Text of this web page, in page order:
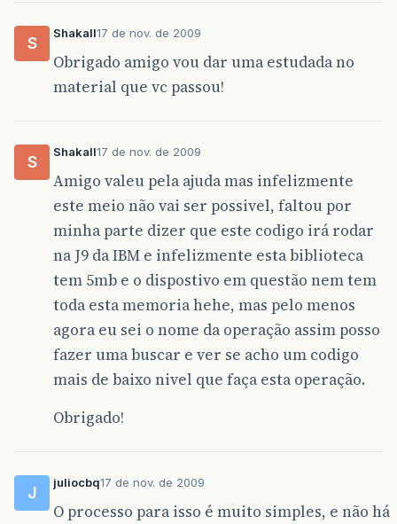
S
Shakall17 de nov. de 2009
Obrigado amigo vou dar uma estudada no
material que vc passou!
S
Shakall17 de nov. de 2009
Amigo valeu pela ajuda mas infelizmente
este meio não vai ser possivel, faltou por
minha parte dizer que este codigo irá rodar
na J9 da IBM e infelizmente esta biblioteca
tem 5mb e o dispostivo em questão nem tem
toda esta memoria hehe, mas pelo menos
agora eu sei o nome da operação assim posso
fazer uma buscar e ver se acho um codigo
mais de baixo nivel que faça esta operação.
Obrigado!
J
juliocbq17 de nov. de 2009
O processo para isso é muito simples, e não há